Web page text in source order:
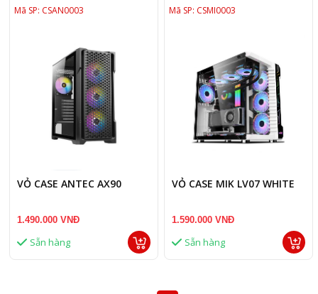
Mã SP: CSAN0003
VỎ CASE ANTEC AX90
1.490.000 VNĐ
Sẵn hàng
Mã SP: CSMI0003
VỎ CASE MIK LV07 WHITE
1.590.000 VNĐ
Sẵn hàng